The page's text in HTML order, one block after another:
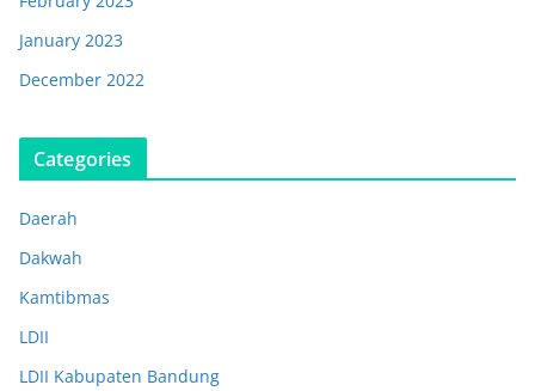
January 2023
December 2022
Categories
Daerah
Dakwah
Kamtibmas
LDII
LDII Kabupaten Bandung